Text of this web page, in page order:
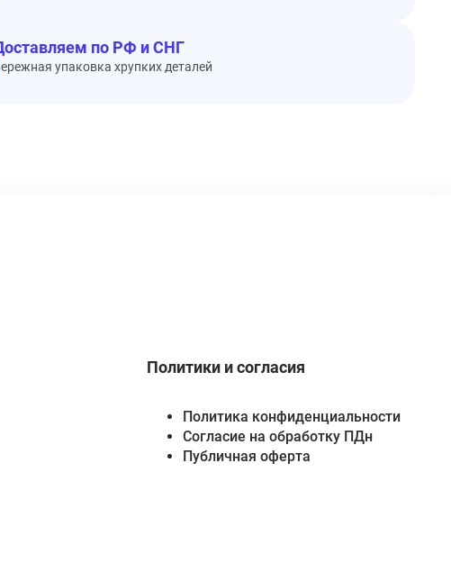
по РФ и СНГ
упаковка хрупких деталей
Политики и согласия
Политика конфиденциальности
Согласие на обработку ПДн
Публичная оферта